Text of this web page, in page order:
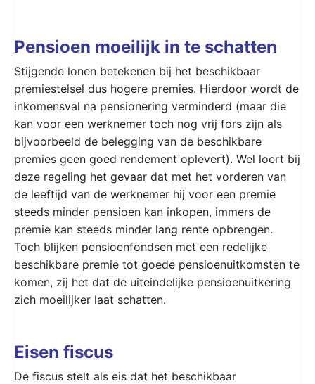
Pensioen moeilijk in te schatten
Stijgende lonen betekenen bij het beschikbaar
premiestelsel dus hogere premies. Hierdoor wordt de
inkomensval na pensionering verminderd (maar die
kan voor een werknemer toch nog vrij fors zijn als
bijvoorbeeld de belegging van de beschikbare
premies geen goed rendement oplevert). Wel loert bij
deze regeling het gevaar dat met het vorderen van
de leeftijd van de werknemer hij voor een premie
steeds minder pensioen kan inkopen, immers de
premie kan steeds minder lang rente opbrengen.
Toch blijken pensioenfondsen met een redelijke
beschikbare premie tot goede pensioenuitkomsten te
komen, zij het dat de uiteindelijke pensioenuitkering
zich moeilijker laat schatten.
Eisen fiscus
De fiscus stelt als eis dat het beschikbaar